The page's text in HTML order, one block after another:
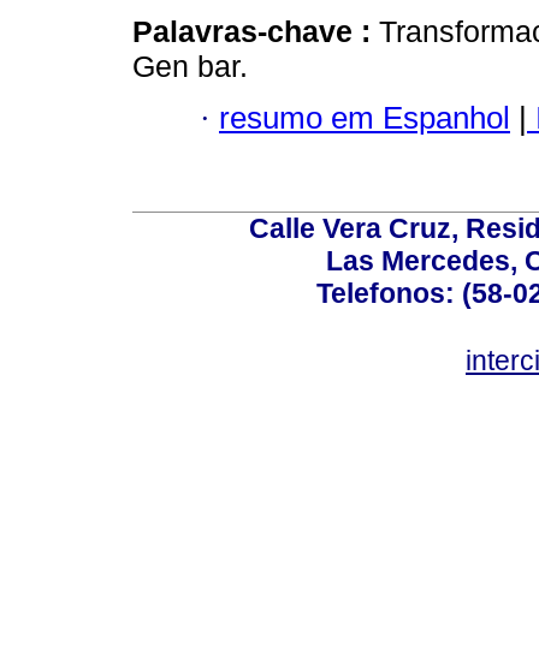
Palavras-chave :
Gen bar.
· resumo em Espanhol |
Calle Vera Cruz,
Las Mercedes,
Telefonos: (58-